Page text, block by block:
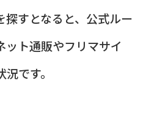
探すとなると、公式ルー
ット通販やフリマサイ
です。